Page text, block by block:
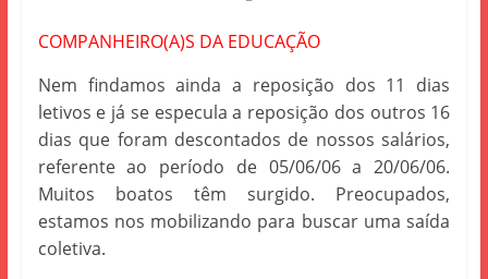
COMPANHEIRO(A)S DA EDUCAÇÃO
Nem findamos ainda a reposição dos 11 dias
letivos e já se especula a reposição dos outros 16
dias que foram descontados de nossos salários,
referente ao período de 05/06/06 a 20/06/06.
Muitos boatos têm surgido. Preocupados,
estamos nos mobilizando para buscar uma saída
coletiva.